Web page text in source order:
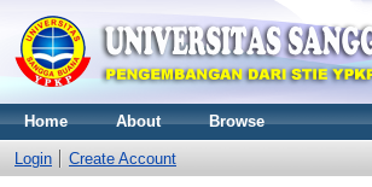
Home About Browse
Login Create Account